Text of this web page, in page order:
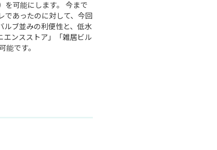
を可能にします。 今まで
であったのに対して、今回
ルブ並みの利便性と、低⽔
エンスストア」「雑居ビル
能です。